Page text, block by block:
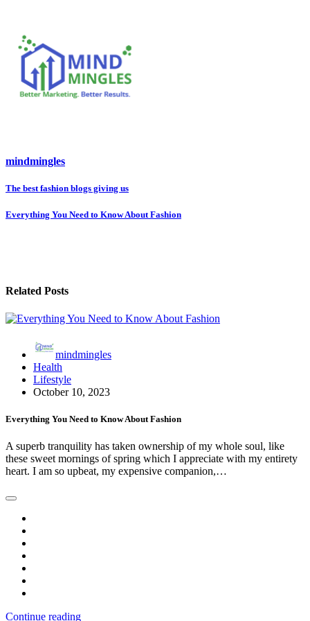
mindmingles
Post
navigation
The best fashion blogs giving us
Everything You Need to Know About Fashion
Related Posts
mindmingles
Health
Lifestyle
October 10, 2023
Everything You Need to Know About Fashion
A superb tranquility has taken ownership of my whole soul, like
these sweet mornings of spring which I appreciate with my entirety
heart. I am so upbeat, my expensive companion,…
Continue reading